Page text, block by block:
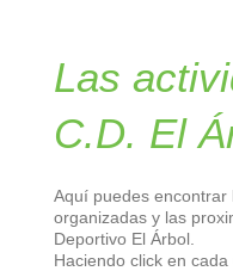
Las
C.D. El
Aquí puedes encontrar
organizadas y las
Deportivo El Árbol.
Haciendo click en